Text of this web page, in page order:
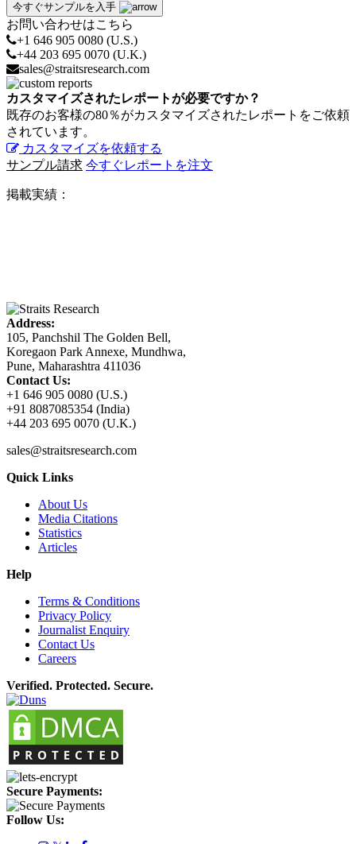
今すぐサンプルを入手
お問い合わせはこちら
+1 646 905 0080 (U.S.)
+44 203 695 0070 (U.K.)
sales@straitsresearch.com
カスタマイズされたレポートが必要ですか？
既存のお客様の80％がカスタマイズされたレポートをご依頼
されています。
カスタマイズを依頼する
サンプル請求 今すぐレポートを注文
掲載実績：
Address:
105, Panchshil The Golden Bell,
Koregaon Park Annexe, Mundhwa,
Pune, Maharashtra 411036
Contact Us:
+1 646 905 0080 (U.S.)
+91 8087085354 (India)
+44 203 695 0070 (U.K.)
sales@straitsresearch.com
Quick Links
About Us
Media Citations
Statistics
Articles
Help
Terms & Conditions
Privacy Policy
Journalist Enquiry
Contact Us
Careers
Verified. Protected. Secure.
Secure Payments:
Follow Us: